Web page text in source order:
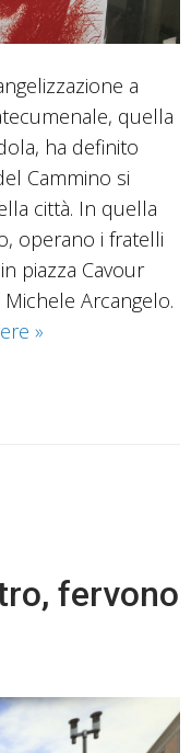
a
quella
ha definito
Cammino si
città. In quella
operano i fratelli
piazza Cavour
Arcangelo.
»
fervono